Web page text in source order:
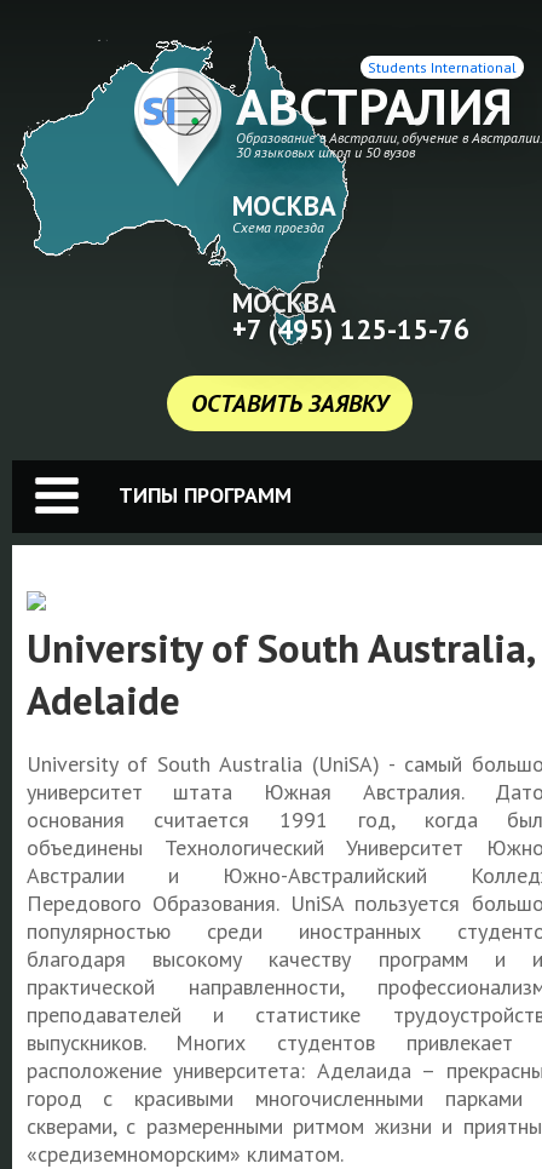
АВСТРАЛИЯ
Образование в Австралии, обучение в Австралии.
30 языковых школ и 50 вузов
Students International
ОСТАВИТЬ ЗАЯВКУ
МОСКВА
Схема проезда
МОСКВА
+7 (495) 125-15-76
ТИПЫ ПРОГРАММ
University of South Australia,
Adelaide
University of South Australia (UniSA) - самый
университет штата Южная Австралия.
основания считается 1991 год, когда
объединены Технологический Университет
Австралии и Южно-Австралийский
Передового Образования. UniSA пользуется
популярностью среди иностранных
благодаря высокому качеству программ и
практической направленности,
преподавателей и статистике
выпускников. Многих студентов привлекает
расположение университета: Аделаида –
город с красивыми многочисленными парками
скверами, с размеренными ритмом жизни и
«средиземноморским» климатом.